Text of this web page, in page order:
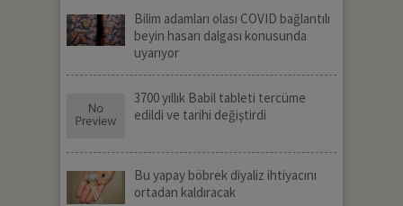
Bilim adamları olası COVID bağlantılı
beyin hasarı dalgası konusunda
uyarıyor
3700 yıllık Babil tableti tercüme
edildi ve tarihi değiştirdi
Bu yapay böbrek diyaliz ihtiyacını
ortadan kaldıracak